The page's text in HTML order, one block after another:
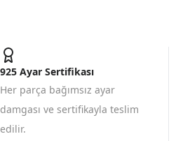
925 Ayar Sertifikası
Her parça bağımsız ayar
damgası ve sertifikayla teslim
edilir.